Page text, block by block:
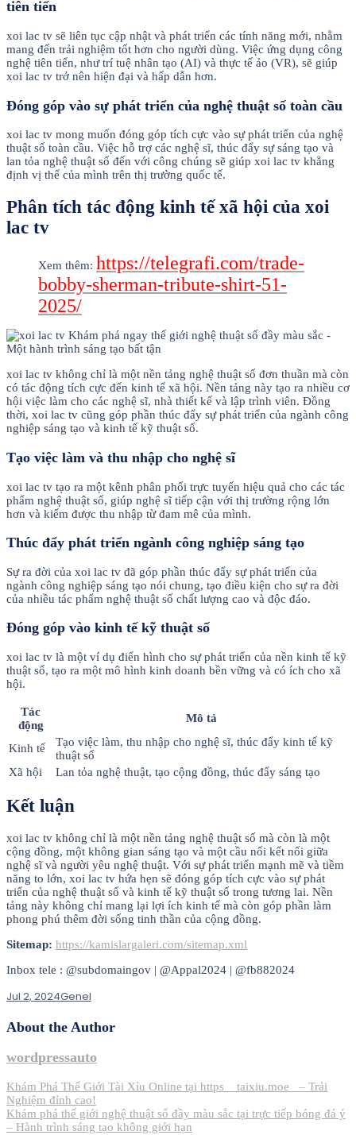
tiên tiến
xoi lac tv sẽ liên tục cập nhật và phát triển các tính năng mới, nhằm
mang đến trải nghiệm tốt hơn cho người dùng. Việc ứng dụng công
nghệ tiên tiến, như trí tuệ nhân tạo (AI) và thực tế ảo (VR), sẽ giúp
xoi lac tv trở nên hiện đại và hấp dẫn hơn.
Đóng góp vào sự phát triển của nghệ thuật số toàn cầu
xoi lac tv mong muốn đóng góp tích cực vào sự phát triển của nghệ
thuật số toàn cầu. Việc hỗ trợ các nghệ sĩ, thúc đẩy sự sáng tạo và
lan tỏa nghệ thuật số đến với công chúng sẽ giúp xoi lac tv khẳng
định vị thế của mình trên thị trường quốc tế.
Phân tích tác động kinh tế xã hội của xoi
lac tv
Xem thêm: https://telegrafi.com/trade-
bobby-sherman-tribute-shirt-51-
2025/
xoi lac tv không chỉ là một nền tảng nghệ thuật số đơn thuần mà còn
có tác động tích cực đến kinh tế xã hội. Nền tảng này tạo ra nhiều cơ
hội việc làm cho các nghệ sĩ, nhà thiết kế và lập trình viên. Đồng
thời, xoi lac tv cũng góp phần thúc đẩy sự phát triển của ngành công
nghiệp sáng tạo và kinh tế kỹ thuật số.
Tạo việc làm và thu nhập cho nghệ sĩ
xoi lac tv tạo ra một kênh phân phối trực tuyến hiệu quả cho các tác
phẩm nghệ thuật số, giúp nghệ sĩ tiếp cận với thị trường rộng lớn
hơn và kiếm được thu nhập từ đam mê của mình.
Thúc đẩy phát triển ngành công nghiệp sáng tạo
Sự ra đời của xoi lac tv đã góp phần thúc đẩy sự phát triển của
ngành công nghiệp sáng tạo nói chung, tạo điều kiện cho sự ra đời
của nhiều tác phẩm nghệ thuật số chất lượng cao và độc đáo.
Đóng góp vào kinh tế kỹ thuật số
xoi lac tv là một ví dụ điển hình cho sự phát triển của nền kinh tế kỹ
thuật số, tạo ra một mô hình kinh doanh bền vững và có ích cho xã
hội.
Tác
động
Mô tả
Kinh tế
Tạo việc làm, thu nhập cho nghệ sĩ, thúc đẩy kinh tế kỹ
thuật số
Xã hội
Lan tỏa nghệ thuật, tạo cộng đồng, thúc đẩy sáng tạo
Kết luận
xoi lac tv không chỉ là một nền tảng nghệ thuật số mà còn là một
cộng đồng, một không gian sáng tạo và một cầu nối kết nối giữa
nghệ sĩ và người yêu nghệ thuật. Với sự phát triển mạnh mẽ và tiềm
năng to lớn, xoi lac tv hứa hẹn sẽ đóng góp tích cực vào sự phát
triển của nghệ thuật số và kinh tế kỹ thuật số trong tương lai. Nền
tảng này không chỉ mang lại lợi ích kinh tế mà còn góp phần làm
phong phú thêm đời sống tinh thần của cộng đồng.
Sitemap: https://kamislargaleri.com/sitemap.xml
Inbox tele : @subdomaingov | @Appal2024 | @fb882024
Jul 2, 2024Genel
About the Author
wordpressauto
Post
navigation
Khám Phá Thế Giới Tài Xỉu Online tại https__taixiu.moe_ – Trải
Nghiệm đỉnh cao!
Khám phá thế giới nghệ thuật số đầy màu sắc tại trực tiếp bóng đá ý
– Hành trình sáng tạo không giới hạn